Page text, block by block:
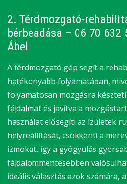
2. Térdmozgató-
bérbeadása – 06 70 632
Ábel
A térdmozgató gép segít a
hatékonyabb folyamatában,
folyamatosan mozgásra
fájdalmat és javítva a
használat elősegíti az ízületek
helyreállítását, csökkenti a
izmokat, így a gyógyulás
fájdalommentesebben
ideális választás azok számára,